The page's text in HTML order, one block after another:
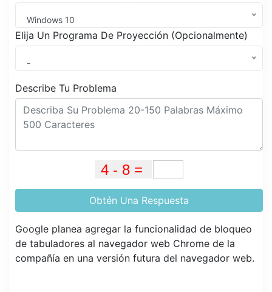
Windows 10
Elija Un Programa De Proyección (Opcionalmente)
-
Describe Tu Problema
Obtén Una Respuesta
Google planea agregar la funcionalidad de bloqueo
de tabuladores al navegador web Chrome de la
compañía en una versión futura del navegador web.